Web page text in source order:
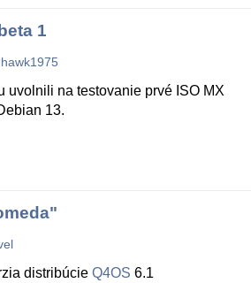
1
uvolnili na testovanie prvé ISO MX
13.
distribúcie Q4OS 6.1